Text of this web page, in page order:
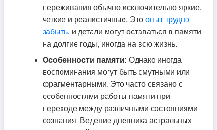
переживания обычно исключительно яркие,
четкие и реалистичные. Это опыт трудно
забыть, и детали могут оставаться в памяти
на долгие годы, иногда на всю жизнь.
Особенности памяти: Однако иногда
воспоминания могут быть смутными или
фрагментарными. Это часто связано с
особенностями работы памяти при
переходе между различными состояниями
сознания. Ведение дневника астральных